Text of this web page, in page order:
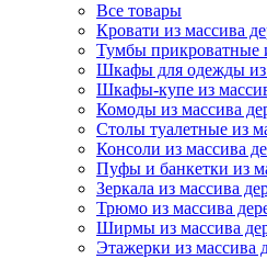
Все товары
Кровати из массива
Тумбы прикроватные
Шкафы для одежды из
Шкафы-купе из
Комоды из массива
Столы туалетные из
Консоли из массива
Пуфы и банкетки из
Зеркала из массива
Трюмо из массива
Ширмы из массива
Этажерки из массива